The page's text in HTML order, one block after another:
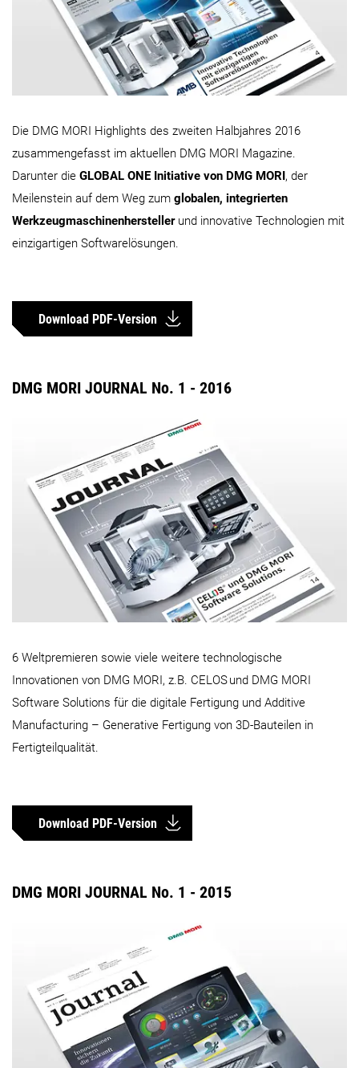
Die DMG MORI Highlights des zweiten Halbjahres 2016
zusammengefasst im aktuellen DMG MORI Magazine.
Darunter die GLOBAL ONE Initiative von DMG MORI, der
Meilenstein auf dem Weg zum globalen, integrierten
Werkzeugmaschinenherstellerund innovative Technologien mit
einzigartigen Softwarelösungen.
Download PDF-Version
DMG MORI JOURNAL No. 1 - 2016
6 Weltpremieren sowie viele weitere technologische
Innovationen von DMG MORI, z.B. CELOSund DMG MORI
Software Solutions für die digitale Fertigung und Additive
Manufacturing – Generative Fertigung von 3D-Bauteilen in
Fertigteilqualität.
Download PDF-Version
DMG MORI JOURNAL No. 1 - 2015